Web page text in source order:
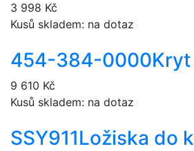
3 998 Kč
Kusů skladem: na dotaz
454-384-0000
9 610 Kč
Kusů skladem: na dotaz
SSY911Ložiska do